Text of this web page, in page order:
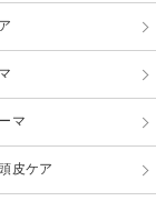
マ
皮ケア